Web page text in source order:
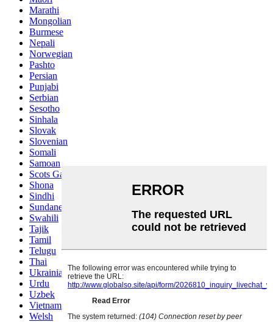
Marathi
Mongolian
Burmese
Nepali
Norwegian
Pashto
Persian
Punjabi
Serbian
Sesotho
Sinhala
Slovak
Slovenian
Somali
Samoan
Scots Gaelic
Shona
Sindhi
Sundanese
Swahili
Tajik
Tamil
Telugu
Thai
Ukrainian
Urdu
Uzbek
Vietnamese
Welsh